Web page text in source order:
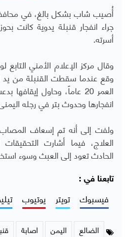
أُصيب شاب بشكل بالغ، في
جراء انفجار قنبلة يدوية كانت
أسرته.
وقال مركز الإعلام الأمني التابع
وقع عندما سقطت القنبلة من يد
العمر 20 عاماً، وحاول
انفجارها وحدوث بتر في رجله
ولفت إلى أنه تم إسعاف
العلاج، فيما أشارت
الحادث تعود إلى العبث وسوء
تابعنا في :
فيسبوك تويتر يوتيوب
الضالع اليمن اصابة